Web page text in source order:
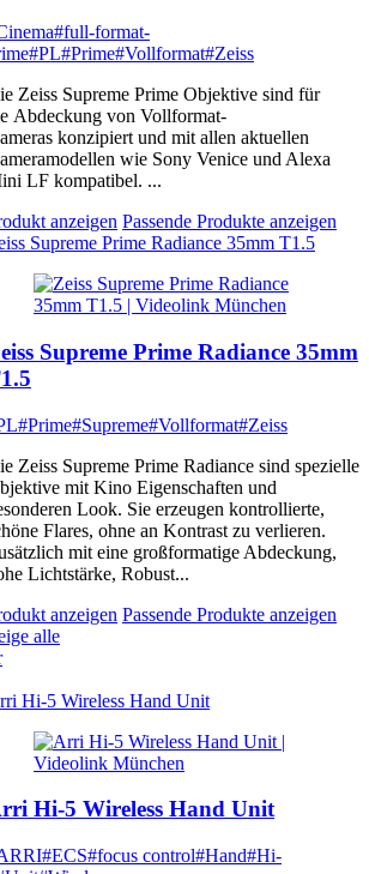
#full-format-
#PL#Prime#Vollformat#Zeiss
Zeiss Supreme Prime Objektive sind für
Abdeckung von Vollformat-
konzipiert und mit allen aktuellen
wie Sony Venice und Alexa
LF kompatibel. ...
anzeigen Passende Produkte anzeigen
Supreme Prime Radiance 35mm T1.5
Supreme Prime Radiance 35mm
#Prime#Supreme#Vollformat#Zeiss
Zeiss Supreme Prime Radiance sind spezielle
mit Kino Eigenschaften und
Look. Sie erzeugen kontrollierte,
Flares, ohne an Kontrast zu verlieren.
mit eine großformatige Abdeckung,
Lichtstärke, Robust...
anzeigen Passende Produkte anzeigen
alle
Hi-5 Wireless Hand Unit
Hi-5 Wireless Hand Unit
#ECS#focus control#Hand#Hi-